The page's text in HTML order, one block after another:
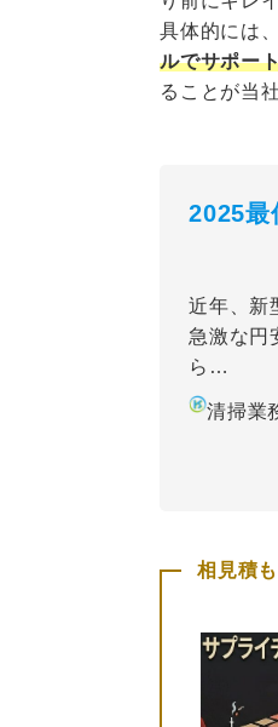
具体的には、
ルでサポー
ることが当
2025
近年、新
急激な円
ら…
清掃業
相見積